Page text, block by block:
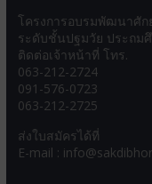
โครงการอบรมพัฒนาศั
ระดับชั้นปฐมวัย ประถม
ติดต่อเจ้าหน้าที่ โทร.
063-212-2724
091-576-0723
063-212-2725
ส่งใบสมัครได้ที่
E-mail :